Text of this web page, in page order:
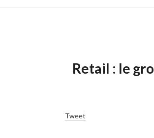
Retail : le
Tweet